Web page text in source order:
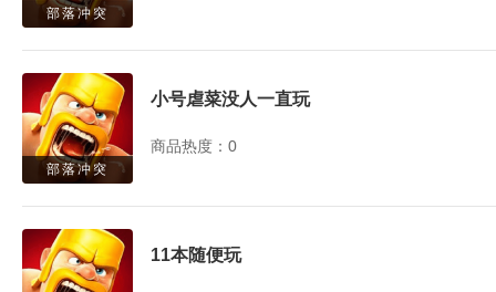
部落冲突
部落冲突
小号虐菜没人一直玩
商品热度：0
11本随便玩